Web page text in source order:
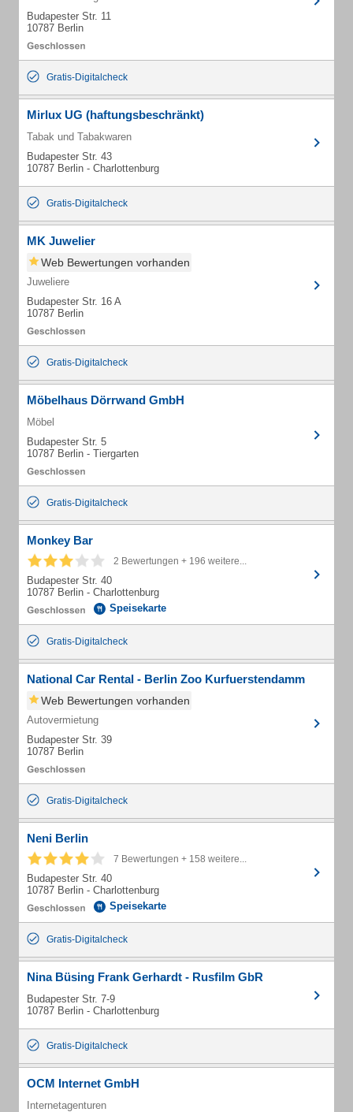
Budapester Str. 11
10787 Berlin
Gratis-Digitalcheck
Mirlux UG (haftungsbeschränkt)
Tabak und Tabakwaren
Budapester Str. 43
10787 Berlin - Charlottenburg
Gratis-Digitalcheck
MK Juwelier
Web Bewertungen vorhanden
Juweliere
Budapester Str. 16 A
10787 Berlin
Gratis-Digitalcheck
Möbelhaus Dörrwand GmbH
Möbel
Budapester Str. 5
10787 Berlin - Tiergarten
Gratis-Digitalcheck
Monkey Bar
2 Bewertungen + 196 weitere...
Budapester Str. 40
10787 Berlin - Charlottenburg
Speisekarte
Gratis-Digitalcheck
National Car Rental - Berlin Zoo Kurfuerstendamm
Web Bewertungen vorhanden
Autovermietung
Budapester Str. 39
10787 Berlin
Gratis-Digitalcheck
Neni Berlin
7 Bewertungen + 158 weitere...
Budapester Str. 40
10787 Berlin - Charlottenburg
Speisekarte
Gratis-Digitalcheck
Nina Büsing Frank Gerhardt - Rusfilm GbR
Budapester Str. 7-9
10787 Berlin - Charlottenburg
Gratis-Digitalcheck
OCM Internet GmbH
Internetagenturen